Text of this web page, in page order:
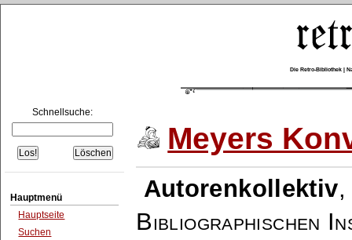
Die Retro-Bibliothek |
Schnellsuche:
Hauptmenü
Hauptseite
Suchen
Meyers
Autorenkollektiv
Bibliographischen